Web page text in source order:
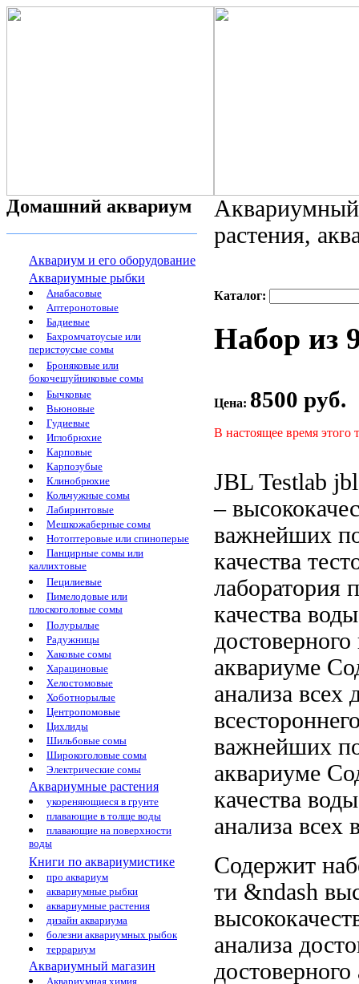
Домашний аквариум
Аквариум и его оборудование
Аквариумные рыбки
Анабасовые
Аптеронотовые
Бадиевые
Бахромчатоусые или
перистоусые сомы
Броняковые или
бокочешуйниковые сомы
Бычковые
Вьюновые
Гудиевые
Иглобрюхие
Карповые
Карпозубые
Клинобрюхие
Кольчужные сомы
Лабиринтовые
Мешкожаберные сомы
Нотоптеровые или спиноперые
Панцирные сомы или
каллихтовые
Пецилиевые
Пимелодовые или
плоскоголовые сомы
Полурылые
Радужницы
Хаковые сомы
Харациновые
Хелостомовые
Хоботнорылые
Центропомовые
Цихлиды
Шильбовые сомы
Широкоголовые сомы
Электрические сомы
Аквариумные растения
укореняющиеся в грунте
плавающие в толще воды
плавающие на поверхности
воды
Книги по аквариумистике
про аквариум
аквариумные рыбки
аквариумные растения
дизайн аквариума
болезни аквариумных рыбок
террариум
Аквариумный магазин
Аквариумная химия
растения,
Каталог:
Набор из
Цена: 8500 руб.
В настоящее время этого
JBL Testlab
–
важнейших
качества
лаборатория
качества воды
достоверного
аквариуме
анализа всех
важнейших
аквариуме
качества
анализа
Содержит
ти &ndash
анализа
достоверного